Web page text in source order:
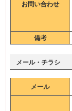
お問い合わせ
備考
メール・チラシ
メール